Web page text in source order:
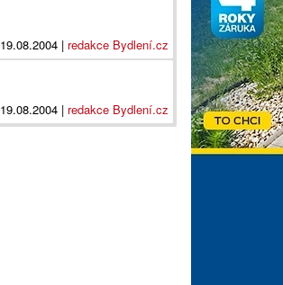
19.08.2004 | redakce Bydlení.cz
19.08.2004 | redakce Bydlení.cz